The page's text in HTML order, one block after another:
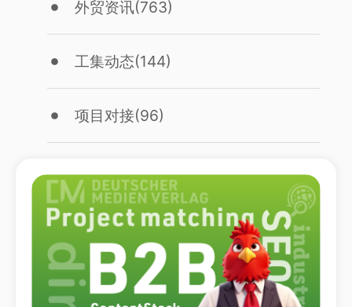
外贸资讯(763)
工集动态(144)
项目对接(96)